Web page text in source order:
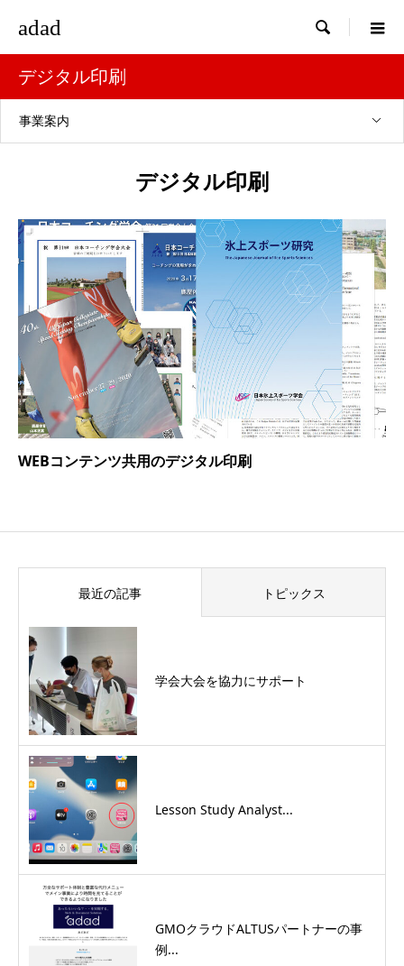
adad 
デジタル印刷
事業案内
デジタル印刷
WEBコンテンツ共用のデジタル印刷
最近の記事 トピックス
学会大会を協力にサポート
Lesson Study Analyst...
GMOクラウドALTUSパートナーの事
例...